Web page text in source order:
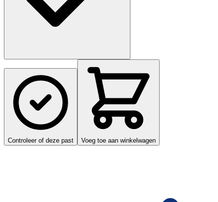
Controleer of deze past Voeg toe aan winkelwagen